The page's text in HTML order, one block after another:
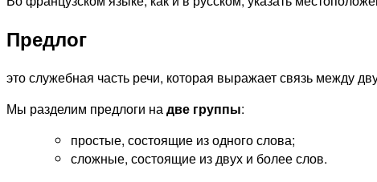
Предлог
это служебная часть речи, которая выражает связь между
Мы разделим предлоги надве группы:
простые, состоящие из одного слова;
сложные, состоящие из двух и более слов.